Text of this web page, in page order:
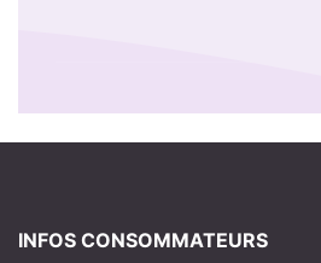
INFOS CONSOMMATEURS